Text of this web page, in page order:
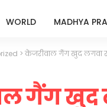
WORLD MADHYA
> केजरीवाल गैंग खुद लगवा
गैंग खुद